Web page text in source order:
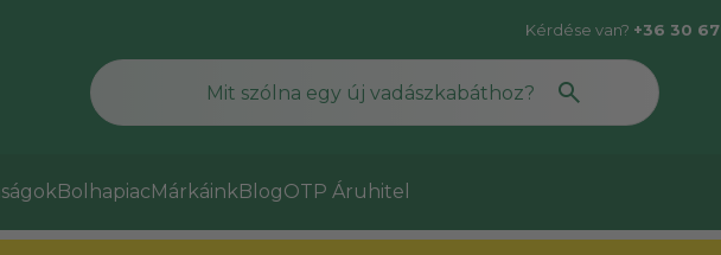
Kérdése van? +36 30
BolhapiacMárkáinkBlogOTP Áruhitel